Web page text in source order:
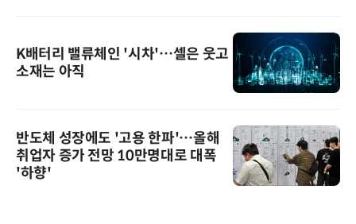
K배터리 밸류체인 '시차'…셀은 웃고
소재는 아직
반도체 성장에도 '고용 한파'…올해
취업자 증가 전망 10만명대로 대폭
'하향'